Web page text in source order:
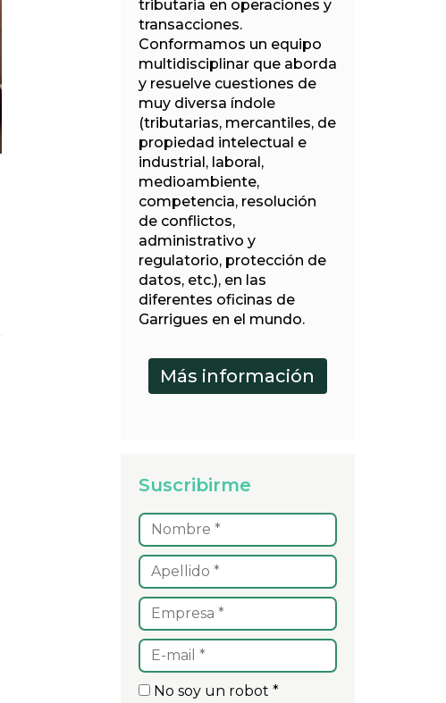
tributaria en operaciones y
transacciones.
Conformamos un equipo
multidisciplinar que aborda
y resuelve cuestiones de
muy diversa índole
(tributarias, mercantiles, de
propiedad intelectual e
industrial, laboral,
medioambiente,
competencia, resolución
de conflictos,
administrativo y
regulatorio, protección de
datos, etc.), en las
diferentes oficinas de
Garrigues en el mundo.
Suscribirme
No soy un robot *